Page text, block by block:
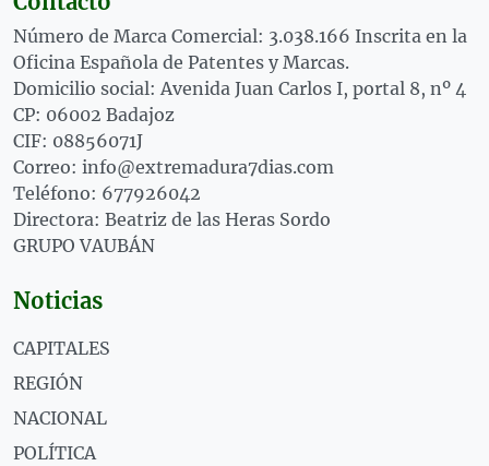
Número de Marca Comercial: 3.038.166 Inscrita en la
Oficina Española de Patentes y Marcas.
Domicilio social: Avenida Juan Carlos I, portal 8, nº 4
CP: 06002 Badajoz
CIF: 08856071J
Correo: info@extremadura7dias.com
Teléfono: 677926042
Directora: Beatriz de las Heras Sordo
GRUPO VAUBÁN
Noticias
CAPITALES
REGIÓN
NACIONAL
POLÍTICA